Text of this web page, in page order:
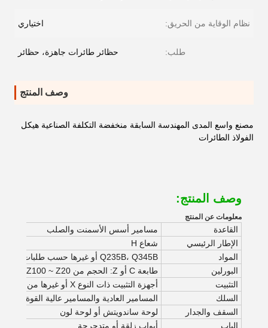
نظام الوقاية من الحريق: اختياري
طلب: حظائر طائرات جاهزة، حظائر
وصف المنتج
مصنع واسع المدى المهندسة السابقة منخفضة التكلفة الصناعية هيكل
الفولاذ الطائرات
وصف المنتج:
معلومات عن المنتج
القاعدة
مسامير أسس الأسمنت والصلب
الإطار الرئيسي
شعاع H
المواد
Q235B، Q345B أو غيرها حسب طلبات المشترين
البورلين
طابعة C أو Z: الحجم من C120 ~ C320 ، Z100 ~ Z20
التثبيت
أجهزة التثبيت ذات النوع X أو غيرها من الأنواع المصنوعة من أنابيب زاوية أو مستديرة
السلك
المسامير العادية والمسامير عالية القوة
السقف والجدار
لوحة ساندويتش أو لوحة لون
الباب
أبواب زلقة أو متدحرجة